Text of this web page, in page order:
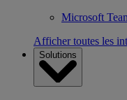
Microsoft
Afficher toutes les
Solutions